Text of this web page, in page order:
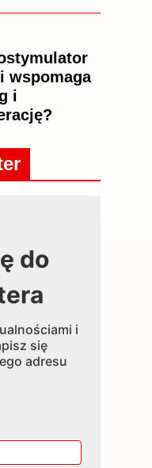
wspomaga
i
do
i
się
adresu